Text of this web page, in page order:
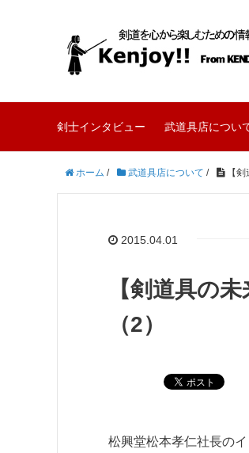
剣士インタビュー 武道具店につい
ホーム / 武道具店について / 【剣
2015.04.01
【剣道具の
（2）
松興堂松本孝仁社長の